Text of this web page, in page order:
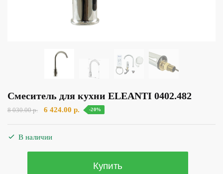
Смеситель для кухни ELEANTI 0402.482
8 030.00р.
Первоначальная
6 424.00 р. Текущая
-20%
В наличии
Купить